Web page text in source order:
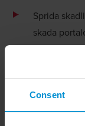
Consent
Sprida
skada
Försöka få
Ladda upp,
kränkande,